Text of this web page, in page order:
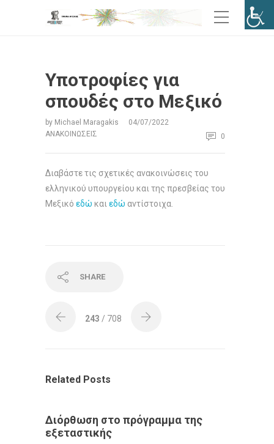
Υποτροφίες για
σπουδές στο Μεξικό
by Michael Maragakis
04/07/2022
ΑΝΑΚΟΙΝΏΣΕΙΣ
0
Διαβάστε τις σχετικές ανακοινώσεις του
ελληνικού υπουργείου και της πρεσβείας του
Μεξικό εδώ και εδώ αντίστοιχα.
SHARE
243 / 708
Related Posts
Διόρθωση στο πρόγραμμα της
εξεταστικής